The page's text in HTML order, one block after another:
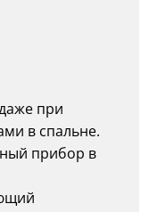
при
в спальне.
прибор в